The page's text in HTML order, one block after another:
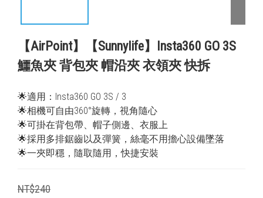
【AirPoint】【Sunnylife】Insta360 GO 3S
鱷魚夾 背包夾 帽沿夾 衣領夾 快拆
🌟適用：Insta360 GO 3S / 3
🌟相機可自由360°旋轉，視角隨心
🌟可掛在背包帶、帽子側邊、衣服上
🌟採用多排鋸齒以及彈簧，絲毫不用擔心設備墜落
🌟一夾即穩，隨取隨用，快捷安裝
NT$240